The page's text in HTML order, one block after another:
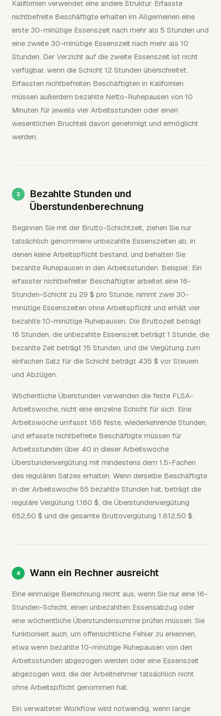
Kalifornien verwendet eine andere Struktur. Erfasste
nichtbefreite Beschäftigte erhalten im Allgemeinen eine
erste 30-minütige Essenszeit nach mehr als 5 Stunden und
eine zweite 30-minütige Essenszeit nach mehr als 10
Stunden. Der Verzicht auf die zweite Essenszeit ist nicht
verfügbar, wenn die Schicht 12 Stunden überschreitet.
Erfassten nichtbefreiten Beschäftigten in Kalifornien
müssen außerdem bezahlte Netto-Ruhepausen von 10
Minuten für jeweils vier Arbeitsstunden oder einen
wesentlichen Bruchteil davon genehmigt und ermöglicht
werden.
Bezahlte Stunden und
Überstundenberechnung
Beginnen Sie mit der Brutto-Schichtzeit, ziehen Sie nur
tatsächlich genommene unbezahlte Essenszeiten ab, in
denen keine Arbeitspflicht bestand, und behalten Sie
bezahlte Ruhepausen in den Arbeitsstunden. Beispiel: Ein
erfasster nichtbefreiter Beschäftigter arbeitet eine 16-
Stunden-Schicht zu 29 $ pro Stunde, nimmt zwei 30-
minütige Essenszeiten ohne Arbeitspflicht und erhält vier
bezahlte 10-minütige Ruhepausen. Die Bruttozeit beträgt
16 Stunden, die unbezahlte Essenszeit beträgt 1 Stunde, die
bezahlte Zeit beträgt 15 Stunden, und die Vergütung zum
einfachen Satz für die Schicht beträgt 435 $ vor Steuern
und Abzügen.
Wöchentliche Überstunden verwenden die feste FLSA-
Arbeitswoche, nicht eine einzelne Schicht für sich. Eine
Arbeitswoche umfasst 168 feste, wiederkehrende Stunden,
und erfasste nichtbefreite Beschäftigte müssen für
Arbeitsstunden über 40 in dieser Arbeitswoche
Überstundenvergütung mit mindestens dem 1,5-Fachen
des regulären Satzes erhalten. Wenn derselbe Beschäftigte
in der Arbeitswoche 55 bezahlte Stunden hat, beträgt die
reguläre Vergütung 1.160 $, die Überstundenvergütung
652,50 $ und die gesamte Bruttovergütung 1.812,50 $.
Wann ein Rechner ausreicht
Eine einmalige Berechnung reicht aus, wenn Sie nur eine 16-
Stunden-Schicht, einen unbezahlten Essensabzug oder
eine wöchentliche Überstundensumme prüfen müssen. Sie
funktioniert auch, um offensichtliche Fehler zu erkennen,
etwa wenn bezahlte 10-minütige Ruhepausen von den
Arbeitsstunden abgezogen werden oder eine Essenszeit
abgezogen wird, die der Arbeitnehmer tatsächlich nicht
ohne Arbeitspflicht genommen hat.
Ein verwalteter Workflow wird notwendig, wenn lange